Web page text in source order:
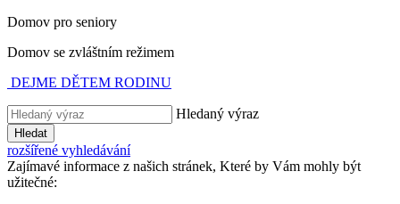
Domov pro seniory
Domov se zvláštním režimem
DEJME DĚTEM RODINU
Hledaný výraz
Hledat
rozšířené vyhledávání
Zajímavé informace z našich stránek, Které by Vám mohly být
užitečné: